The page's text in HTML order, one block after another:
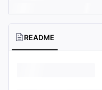
README